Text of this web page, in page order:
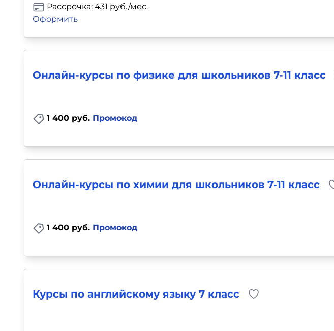
Рассрочка: 431 руб./мес.
Оформить
Онлайн-курсы по физике для школьников 7-11 класс
1 400 руб. Промокод
Онлайн-курсы по химии для школьников 7-11 класс
1 400 руб. Промокод
Курсы по английскому языку 7 класс